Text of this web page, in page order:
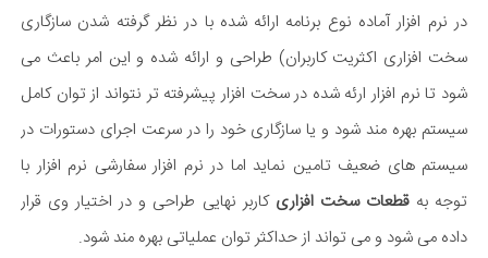
در نرم افزار آماده نوع برنامه ارائه شده با در نظر گرفته شدن سازگاری
سخت افزاری اکثریت کاربران) طراحی و ارائه شده و این امر باعث می
شود تا نرم افزار ارئه شده در سخت افزار پیشرفته تر نتواند از توان کامل
سیستم بهره مند شود و یا سازگاری خود را در سرعت اجرای دستورات در
سیستم های ضعیف تامین نماید اما در نرم افزار سفارشی نرم افزار با
توجه به قطعات سخت افزاری کاربر نهایی طراحی و در اختیار وی قرار
داده می شود و می تواند از حداکثر توان عملیاتی بهره مند شود.